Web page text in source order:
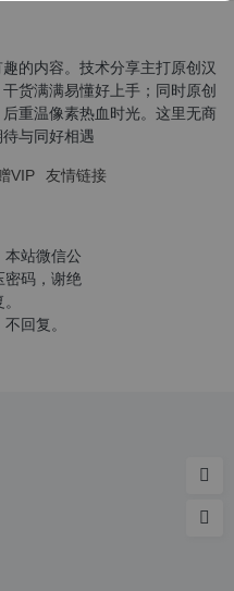
的内容。技术分享主打原创汉
货满满易懂好上手；同时原创
重温像素热血时光。这里无商
与同好相遇
VIP 友情链接
站微信公
密码，谢绝
回复。